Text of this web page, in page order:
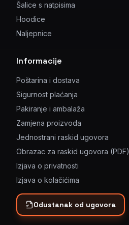
Šalice s natpisima
Hoodice
Naljepnice
Informacije
Poštarina i dostava
Sigurnost plaćanja
Pakiranje i ambalaža
Zamjena proizvoda
Jednostrani raskid ugovora
Obrazac za raskid ugovora (PDF)
Izjava o privatnosti
Izjava o kolačićima
Odustanak od ugovora